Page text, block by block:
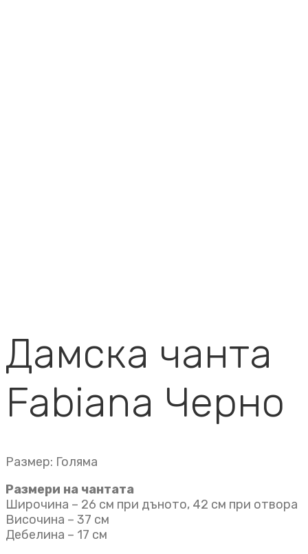
Дамска чанта
Fabiana Черно
Размер: Голяма
Размери на чантата
Широчина – 26 см при дъното, 42 см при отвора
Височина – 37 см
Дебелина – 17 см